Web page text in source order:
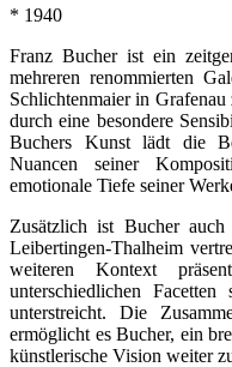
* 1940
Franz Bucher ist ein
mehreren renommierten
Schlichtenmaier in
durch eine besondere
Buchers Kunst lädt die
Nuancen seiner
emotionale Tiefe seiner
Zusätzlich ist Bucher
Leibertingen-Thalheim
weiteren Kontext
unterschiedlichen Facetten
unterstreicht. Die
ermöglicht es Bucher, ein
künstlerische Vision weiter